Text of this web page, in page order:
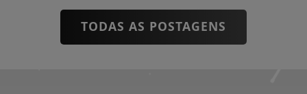
TODAS AS POSTAGENS